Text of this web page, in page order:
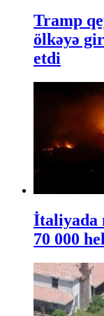
Tramp
ölkəyə
etdi
İtaliyada
70 000